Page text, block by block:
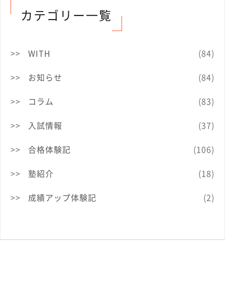
カテゴリー一覧
WITH
(84)
お知らせ
(84)
コラム
(83)
入試情報
(37)
合格体験記
(106)
塾紹介
(18)
成績アップ体験記
(2)